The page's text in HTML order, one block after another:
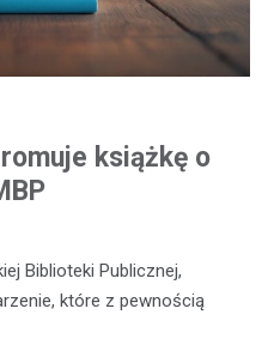
książkę o
Biblioteki Publicznej,
które z pewnością